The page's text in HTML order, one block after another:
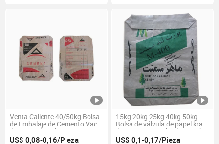
Venta Caliente 40/50kg Bolsa
de Embalaje de Cemento Vacía
de PP Tejido Ad Star
US$ 0,08-0,16/Pieza
15kg 20kg 25kg 40kg 50kg
Bolsa de válvula de papel kraft
de cemento Portland a prueba
de humedad
US$ 0,1-0,17/Pieza